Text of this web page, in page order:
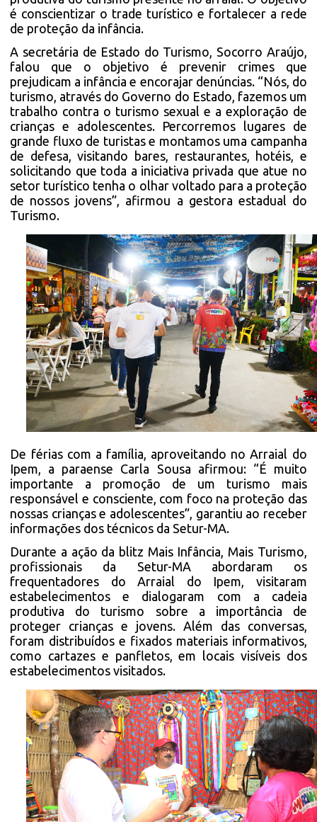
é conscientizar o trade turístico e fortalecer a rede
de proteção da infância.
A secretária de Estado do Turismo, Socorro Araújo,
falou que o objetivo é prevenir crimes que
prejudicam a infância e encorajar denúncias. “Nós, do
turismo, através do Governo do Estado, fazemos um
trabalho contra o turismo sexual e a exploração de
crianças e adolescentes. Percorremos lugares de
grande fluxo de turistas e montamos uma campanha
de defesa, visitando bares, restaurantes, hotéis, e
solicitando que toda a iniciativa privada que atue no
setor turístico tenha o olhar voltado para a proteção
de nossos jovens”, afirmou a gestora estadual do
Turismo.
De férias com a família, aproveitando no Arraial do
Ipem, a paraense Carla Sousa afirmou: “É muito
importante a promoção de um turismo mais
responsável e consciente, com foco na proteção das
nossas crianças e adolescentes”, garantiu ao receber
informações dos técnicos da Setur-MA.
Durante a ação da blitz Mais Infância, Mais Turismo,
profissionais da Setur-MA abordaram os
frequentadores do Arraial do Ipem, visitaram
estabelecimentos e dialogaram com a cadeia
produtiva do turismo sobre a importância de
proteger crianças e jovens. Além das conversas,
foram distribuídos e fixados materiais informativos,
como cartazes e panfletos, em locais visíveis dos
estabelecimentos visitados.